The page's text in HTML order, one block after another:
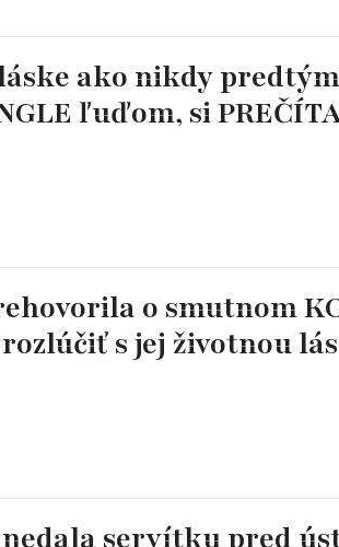
ako nikdy
ľuďom, si
o smutnom
s jej životnou
servítku pred